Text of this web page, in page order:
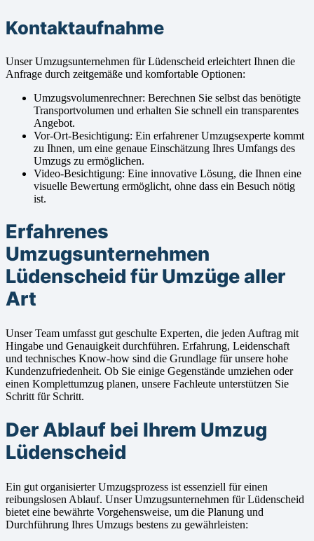
Kontaktaufnahme
Unser Umzugsunternehmen für Lüdenscheid erleichtert Ihnen die
Anfrage durch zeitgemäße und komfortable Optionen:
Umzugsvolumenrechner: Berechnen Sie selbst das benötigte
Transportvolumen und erhalten Sie schnell ein transparentes
Angebot.
Vor-Ort-Besichtigung: Ein erfahrener Umzugsexperte kommt
zu Ihnen, um eine genaue Einschätzung Ihres Umfangs des
Umzugs zu ermöglichen.
Video-Besichtigung: Eine innovative Lösung, die Ihnen eine
visuelle Bewertung ermöglicht, ohne dass ein Besuch nötig
ist.
Erfahrenes
Umzugsunternehmen
Lüdenscheid für Umzüge aller
Art
Unser Team umfasst gut geschulte Experten, die jeden Auftrag mit
Hingabe und Genauigkeit durchführen. Erfahrung, Leidenschaft
und technisches Know-how sind die Grundlage für unsere hohe
Kundenzufriedenheit. Ob Sie einige Gegenstände umziehen oder
einen Komplettumzug planen, unsere Fachleute unterstützen Sie
Schritt für Schritt.
Der Ablauf bei Ihrem Umzug
Lüdenscheid
Ein gut organisierter Umzugsprozess ist essenziell für einen
reibungslosen Ablauf. Unser Umzugsunternehmen für Lüdenscheid
bietet eine bewährte Vorgehensweise, um die Planung und
Durchführung Ihres Umzugs bestens zu gewährleisten: